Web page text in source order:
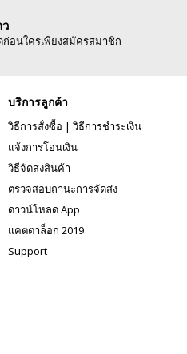
อนใครเพียงสมัครสมาชิก
บริการลูกค้า
วิธีการสั่งซื้อ | วิธีการชำระเงิน
แจ้งการโอนเงิน
วิธีจัดส่งสินค้า
ตรวจสอบถานะการจัดส่ง
ดาวน์โหลด App
แคตตาล็อก 2019
Support